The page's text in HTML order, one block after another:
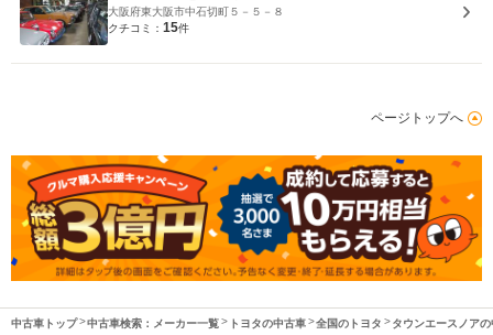
大阪府東大阪市中石切町５－５－８
クチコミ： 15件
ページトップへ
中古車トップ 中古車検索：メーカー一覧 トヨタの中古車 全国のトヨタ タウンエースノア